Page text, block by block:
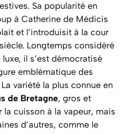
Sa popularité en
à Catherine de Médicis
et l’introduisit à la cour
Longtemps considéré
il s’est démocratisé
emblématique des
variété la plus connue en
de Bretagne, gros et
cuisson à la vapeur, mais
d’autres, comme le